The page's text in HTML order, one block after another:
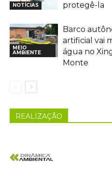
NOTÍCIAS
protegê-la
MEIO
AMBIENTE
Barco
artificial vai
água no
Monte
REALIZAÇÃO